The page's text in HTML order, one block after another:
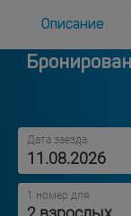
Описание
Дата заезда:
1 номер для